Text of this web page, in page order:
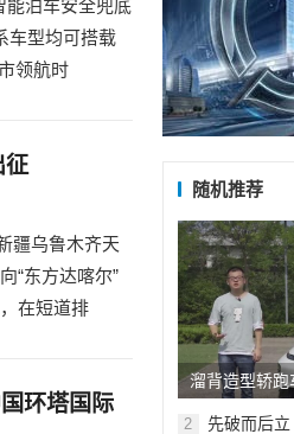
能泊车安全兜底
车型均可搭载
领航时
征
疆乌鲁木齐天
“东方达喀尔”
在短道排
环塔国际
随机推荐
溜背造型轿跑
P7试驾记
2
先破而后